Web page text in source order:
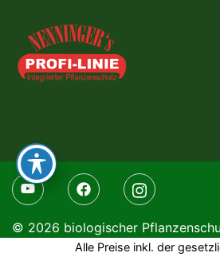
© 2026 biologischer
Alle Preise inkl. der